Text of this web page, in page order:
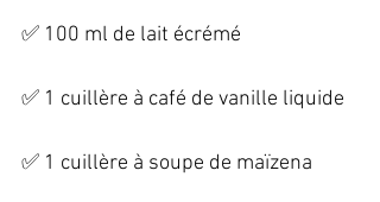
✅ 100 ml de lait écrémé
✅ 1 cuillère à café de vanille liquide
✅ 1 cuillère à soupe de maïzena